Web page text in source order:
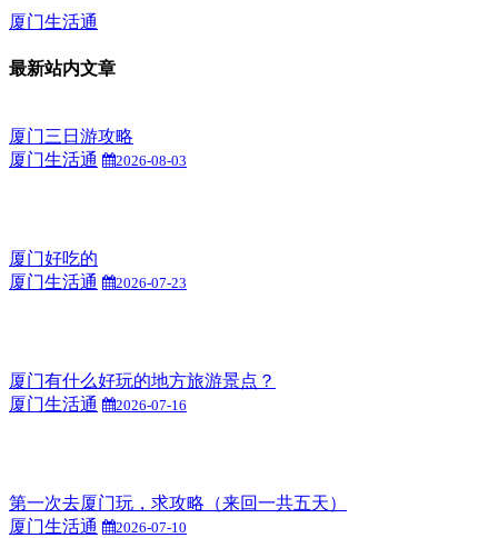
厦门生活通
最新站内文章
厦门三日游攻略
厦门生活通
2026-08-03
厦门好吃的
厦门生活通
2026-07-23
厦门有什么好玩的地方旅游景点？
厦门生活通
2026-07-16
第一次去厦门玩，求攻略（来回一共五天）
厦门生活通
2026-07-10